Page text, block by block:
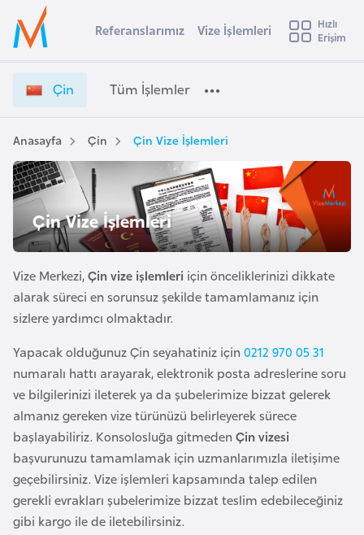
Ülke Seçimi
Başvuru yapmak istediğiniz ülkeyi seçin
Üye
Girişi
i
i
z
e
ş
l
e
m
l
e
r
e
ş
i
Referanslarımız Vize İşlemleri
Hızlı
Erişim
Çin Tüm İşlemler
Anasayfa Çin Çin Vize İşlemleri
Çin Vize İşlemleri
Vize Merkezi,Çin vize işlemleri için önceliklerinizi dikkate
alarak süreci en sorunsuz şekilde tamamlamanız için
sizlere yardımcı olmaktadır.
Yapacak olduğunuz Çin seyahatiniz için0212 970 05 31
numaralı hattı arayarak, elektronik posta adreslerine soru
ve bilgilerinizi ileterek ya da şubelerimize bizzat gelerek
almanız gereken vize türünüzü belirleyerek sürece
başlayabiliriz. Konsolosluğa gitmedenÇin vizesi
başvurunuzu tamamlamak için uzmanlarımızla iletişime
geçebilirsiniz. Vize işlemleri kapsamında talep edilen
gerekli evrakları şubelerimize bizzat teslim edebileceğiniz
gibi kargo ile de iletebilirsiniz.
s
t
r
a
A
v
u
t
u
r
y
a
A
z
e
r
b
a